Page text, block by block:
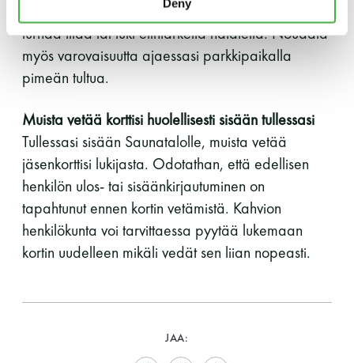
Deny
LUE LISÄÄ
tilan riittävyys. Ajathan autosi niin ettei se vie
turhaa tilaa tai tuki elintärkeitä hätäteitä. Noudata
myös varovaisuutta ajaessasi parkkipaikalla
pimeän tultua.
Muista vetää korttisi huolellisesti sisään tullessasi
Tullessasi sisään Saunatalolle, muista vetää
jäsenkorttisi lukijasta. Odotathan, että edellisen
henkilön ulos- tai sisäänkirjautuminen on
tapahtunut ennen kortin vetämistä. Kahvion
henkilökunta voi tarvittaessa pyytää lukemaan
kortin uudelleen mikäli vedät sen liian nopeasti.
JAA: